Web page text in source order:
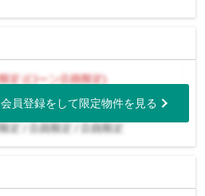
会員登録をして限定物件を見る